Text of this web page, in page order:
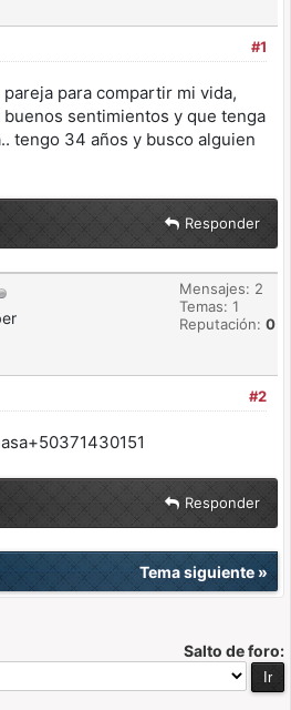
#1
para compartir mi vida,
sentimientos y que tenga
tengo 34 años y busco alguien
Responder
Mensajes: 2
Temas: 1
Reputación: 0
#2
Responder
Tema siguiente»
Salto de foro: